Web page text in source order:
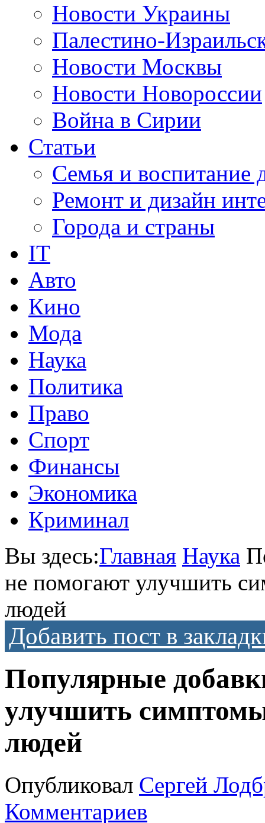
Новости Украины
Палестино-
Новости Москвы
Новости Новороссии
Война в Сирии
Статьи
Семья и воспитание
Ремонт и дизайн
Города и страны
IT
Авто
Кино
Мода
Наука
Политика
Право
Спорт
Финансы
Экономика
Криминал
Вы здесь:Главная Наука
не помогают улучшить
людей
Добавить пост в
Популярные
улучшить
людей
Опубликовал Сергей
Комментариев